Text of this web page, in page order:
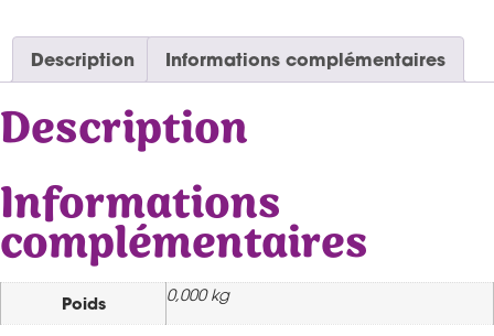
Description Informations complémentaires
Description
Informations
complémentaires
Poids 0,000 kg